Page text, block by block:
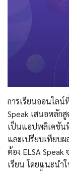
การเรียนออนไลน์
Speak เสนอหลัก
เป็นแอปพลิเคชัน
และเปรียบเทียบ
ต้อง ELSA
เรียน โดยแนะนำ